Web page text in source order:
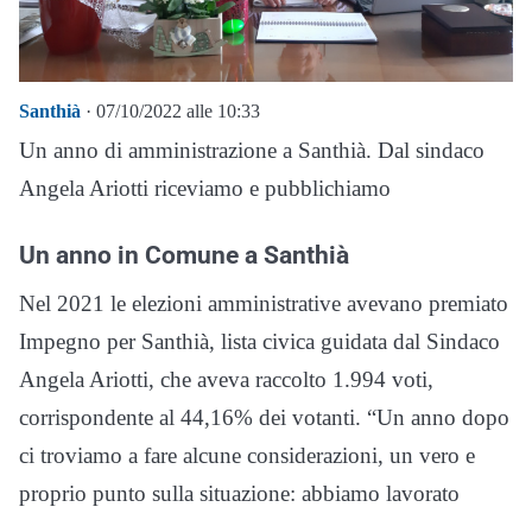
Santhià · 07/10/2022 alle 10:33
Un anno di amministrazione a Santhià. Dal sindaco
Angela Ariotti riceviamo e pubblichiamo
Un anno in Comune a Santhià
Nel 2021 le elezioni amministrative avevano premiato
Impegno per Santhià, lista civica guidata dal Sindaco
Angela Ariotti, che aveva raccolto 1.994 voti,
corrispondente al 44,16% dei votanti. “Un anno dopo
ci troviamo a fare alcune considerazioni, un vero e
proprio punto sulla situazione: abbiamo lavorato